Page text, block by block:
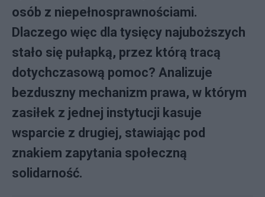
osób z niepełnosprawnościami.
Dlaczego więc dla tysięcy najuboższych
stało się pułapką, przez którą tracą
dotychczasową pomoc? Analizuje
bezduszny mechanizm prawa, w którym
zasiłek z jednej instytucji kasuje
wsparcie z drugiej, stawiając pod
znakiem zapytania społeczną
solidarność.